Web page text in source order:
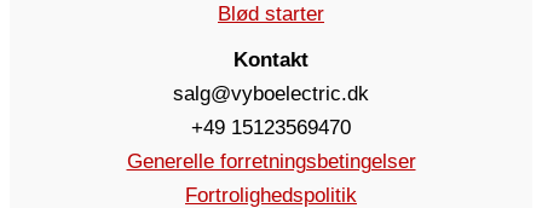
Blød starter
Kontakt
salg@vyboelectric.dk
+49 15123569470
Generelle forretningsbetingelser
Fortrolighedspolitik